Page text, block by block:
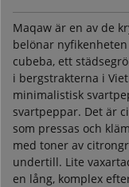
Maqaw är en av de
belönar
cubeba, ett
i bergstrakterna i
minimalistisk
svartpeppar. Det är
som pressas och
med toner av
undertill. Lite
en lång, komplex